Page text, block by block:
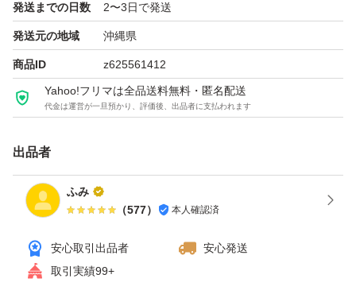
また、お酒のおつまみにももってこいです
まずはお試しに500gからいかがですか？
全国送料無料です！
※鮮度を維持するため洗わず土付きのまま発送いたします
発送までの日数 2〜3日で発送
発送元の地域 沖縄県
商品ID z625561412
Yahoo!フリマは全品送料無料・匿名配送
代金は運営が一旦預かり、評価後、出品者に支払われます
出品者
ふみ
（577） 本人確認済
安心取引出品者
安心発送
取引実績99+